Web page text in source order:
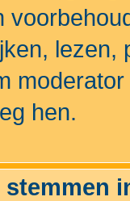
lezen,
hen.
stemmen